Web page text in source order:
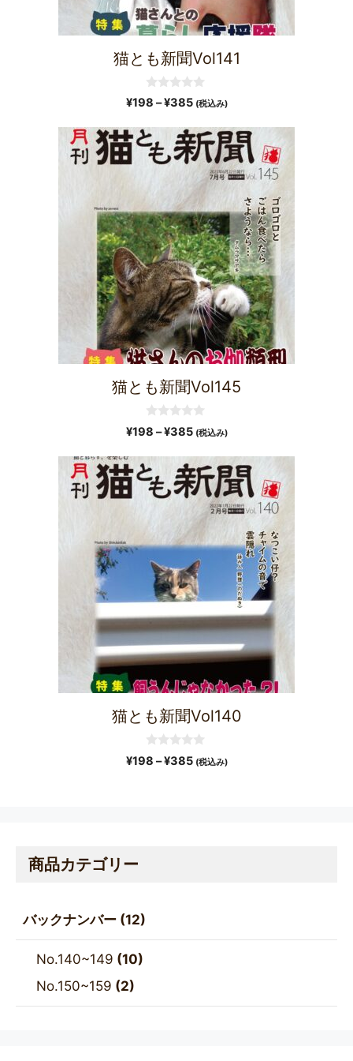
猫とも新聞Vol141
0
o
t
o
f
¥198 –¥385 (税込み)
猫とも新聞Vol145
0
o
t
o
f
5
¥198 –¥385 (税込み)
猫とも新聞Vol140
0
o
¥198 –¥385 (税込み)
商品カテゴリー
バックナンバー (12)
No.140~149 (10)
No.150~159 (2)